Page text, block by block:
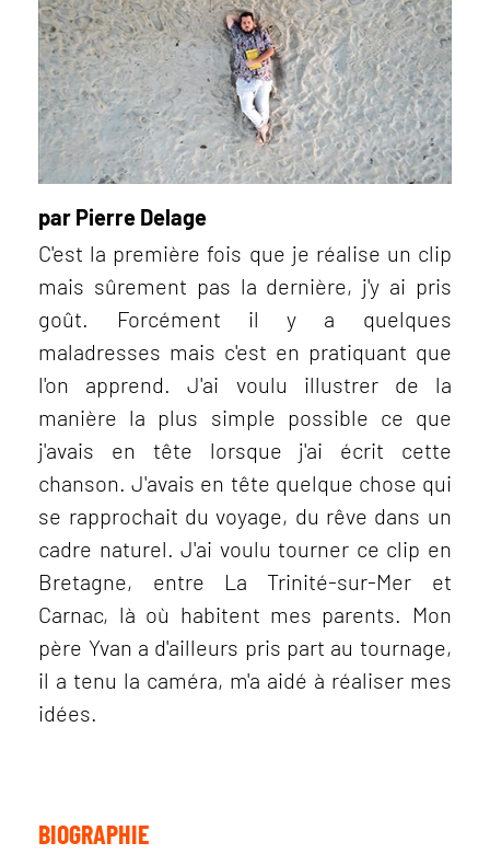
par Pierre Delage
C'est la première fois que je réalise un clip
mais sûrement pas la dernière, j'y ai pris
goût. Forcément il y a quelques
maladresses mais c'est en pratiquant que
l'on apprend. J'ai voulu illustrer de la
manière la plus simple possible ce que
j'avais en tête lorsque j'ai écrit cette
chanson. J'avais en tête quelque chose qui
se rapprochait du voyage, du rêve dans un
cadre naturel. J'ai voulu tourner ce clip en
Bretagne, entre La Trinité-sur-Mer et
Carnac, là où habitent mes parents. Mon
père Yvan a d'ailleurs pris part au tournage,
il a tenu la caméra, m'a aidé à réaliser mes
idées.
BIOGRAPHIE